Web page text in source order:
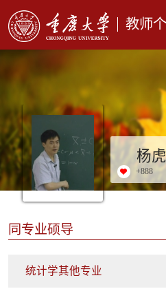
教师
杨
+888
同专业硕导
统计学其他专业